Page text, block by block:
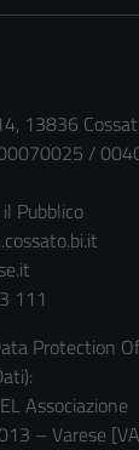
13836
/
Pubblico
111
Protection
Associazione
– Varese